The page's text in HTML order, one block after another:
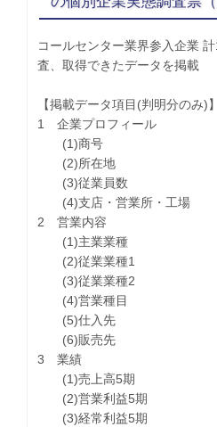
コールセンター業界参入企業
査、取得できたデータを掲載
【掲載データ項目(判明分のみ)】
1 企業プロフィール
(1)商号
(2)所在地
(3)従業員数
(4)支店・営業所・工場
2 営業内容
(1)主業業種
(2)従業業種1
(3)従業業種2
(4)営業種目
(5)仕入先
(6)販売先
3 業績
(1)売上高5期
(2)営業利益5期
(3)経常利益5期